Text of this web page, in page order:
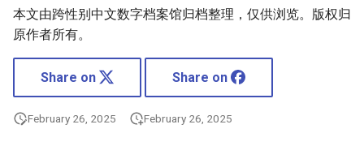
本文由跨性别中文数字档案馆归档整理，仅供浏览。版权归
原作者所有。
Share on Share on
February 26, 2025 February 26, 2025